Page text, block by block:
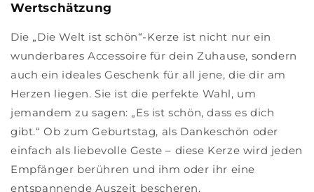
Wertschätzung
Die „Die Welt ist schön“-Kerze ist nicht nur ein
wunderbares Accessoire für dein Zuhause, sondern
auch ein ideales Geschenk für all jene, die dir am
Herzen liegen. Sie ist die perfekte Wahl, um
jemandem zu sagen: „Es ist schön, dass es dich
gibt.“ Ob zum Geburtstag, als Dankeschön oder
einfach als liebevolle Geste – diese Kerze wird jeden
Empfänger berühren und ihm oder ihr eine
entspannende Auszeit bescheren.